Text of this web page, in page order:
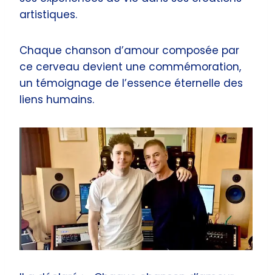
artistiques.
Chaque chanson d’amour composée par
ce cerveau devient une commémoration,
un témoignage de l’essence éternelle des
liens humains.